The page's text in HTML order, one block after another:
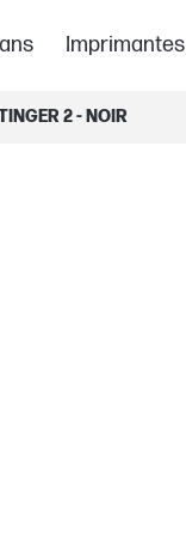
Imprimantes
2 - NOIR